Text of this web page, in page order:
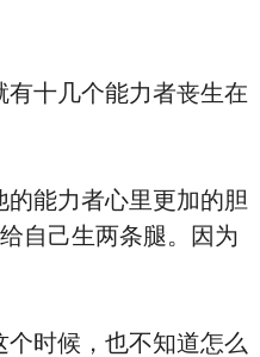
十几个能力者丧生在
能力者心里更加的胆
自己生两条腿。因为
时候，也不知道怎么